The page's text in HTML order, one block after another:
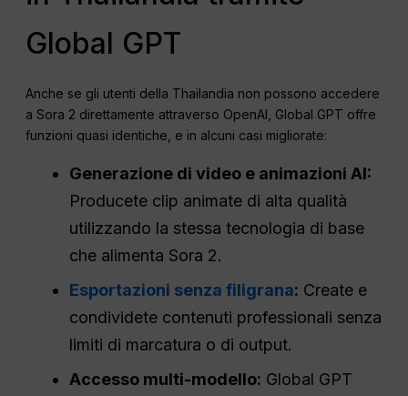
Global GPT
Anche se gli utenti della Thailandia non possono accedere
a Sora 2 direttamente attraverso OpenAI, Global GPT offre
funzioni quasi identiche, e in alcuni casi migliorate:
Generazione di video e animazioni AI:
Producete clip animate di alta qualità
utilizzando la stessa tecnologia di base
che alimenta Sora 2.
Esportazioni senza filigrana: Create e
condividete contenuti professionali senza
limiti di marcatura o di output.
Accesso multi-modello: Global GPT